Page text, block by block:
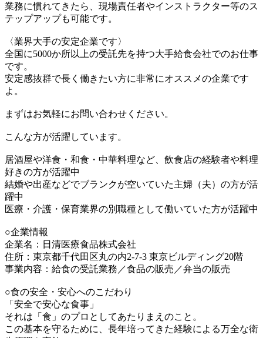
業務に慣れてきたら、現場責任者やインストラクター等のス
テップアップも可能です。
〈業界大手の安定企業です〉
全国に5000か所以上の受託先を持つ大手給食会社でのお仕事
です。
安定感抜群で長く働きたい方に非常にオススメの企業です
よ。
まずはお気軽にお問い合わせください。
こんな方が活躍しています。
居酒屋や洋食・和食・中華料理など、飲食店の経験者や料理
好きの方が活躍中
結婚や出産などでブランクが空いていた主婦（夫）の方が活
躍中
医療・介護・保育業界の別職種として働いていた方が活躍中
○企業情報
企業名：日清医療食品株式会社
住所：東京都千代田区丸の内2-7-3 東京ビルディング20階
事業内容：給食の受託業務／食品の販売／弁当の販売
○食の安全・安心へのこだわり
「安全で安心な食事」
それは「食」のプロとしてあたりまえのこと。
この基本を守るために、長年培ってきた経験による万全な衛